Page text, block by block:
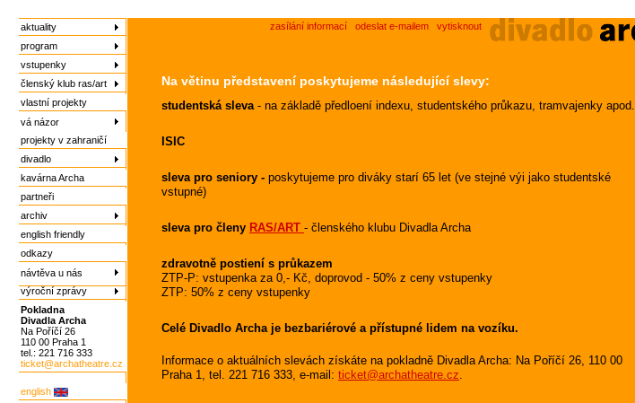
aktuality
program
vstupenky
členský klub ras/art
vlastní projekty
vá názor
projekty v zahraničí
divadlo
kavárna Archa
partneři
archiv
english friendly
odkazy
návtěva u nás
výroční zprávy
Pokladna
Divadla Archa
Na Poříčí 26
110 00 Praha 1
tel.: 221 716 333
ticket@archatheatre.cz
english
zasílání informací odeslat e-mailem vytisknout
Na větinu představení poskytujeme následující slevy:
studentská sleva- na základě předloení indexu, studentského průkazu, tramvajenky apod.
ISIC
sleva pro seniory - poskytujeme pro diváky starí 65 let (ve stejné výi jako studentské
vstupné)
sleva pro členy RAS/ART - členského klubu Divadla Archa
zdravotně postiení s průkazem
ZTP-P: vstupenka za 0,- Kč, doprovod - 50% z ceny vstupenky
ZTP: 50% z ceny vstupenky
Celé Divadlo Archa je bezbariérové a přístupné lidem na vozíku.
Informace o aktuálních slevách získáte na pokladně Divadla Archa: Na Poříčí 26, 110 00
Praha 1, tel. 221 716 333, e-mail: ticket@archatheatre.cz.